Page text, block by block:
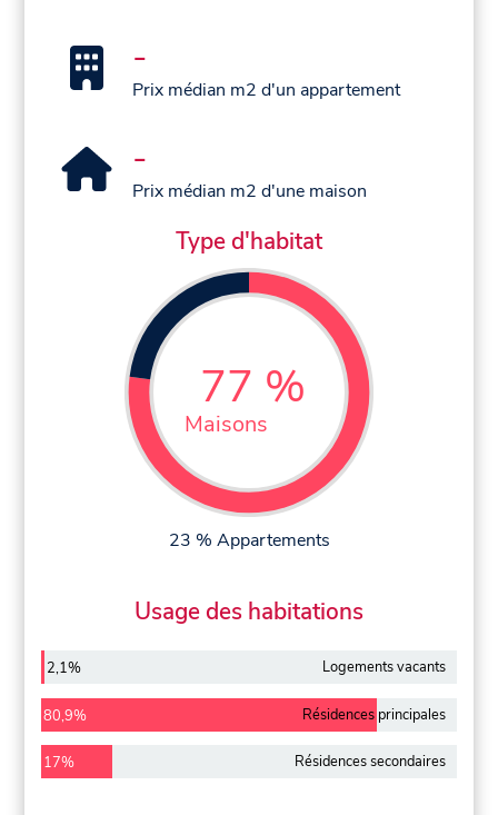
-
Prix médian m2 d'un appartement
-
Prix médian m2 d'une maison
Type d'habitat
77 %
Maisons
23 % Appartements
Usage des habitations
2,1% Logements vacants
80,9% Résidences principales
17% Résidences secondaires